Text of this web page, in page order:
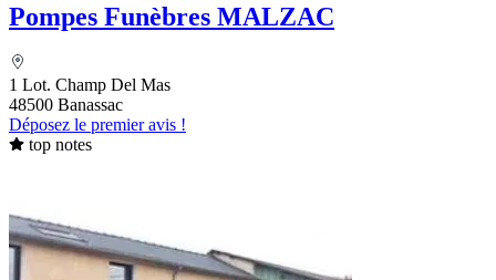
Pompes Funèbres MALZAC
1 Lot. Champ Del Mas
48500 Banassac
Déposez le premier avis !
top notes